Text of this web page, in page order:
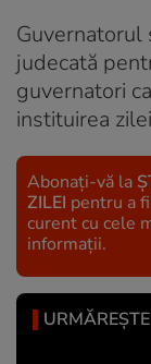
judecată
guvernatori
instituirea
Abonați-vă la
ZILEI pentru a
curent cu cele
informații.